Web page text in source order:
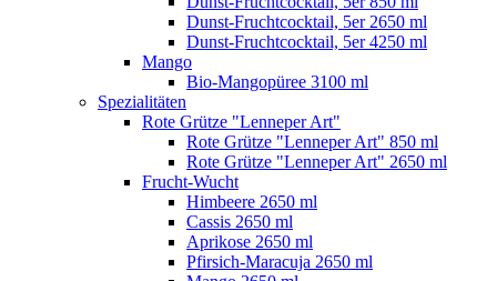
Dunst-Fruchtcocktail, 5er 2650 ml
Dunst-Fruchtcocktail, 5er 4250 ml
Mango
Bio-Mangopüree 3100 ml
Spezialitäten
Rote Grütze "Lenneper Art"
Rote Grütze "Lenneper Art" 850 ml
Rote Grütze "Lenneper Art" 2650 ml
Frucht-Wucht
Himbeere 2650 ml
Cassis 2650 ml
Aprikose 2650 ml
Pfirsich-Maracuja 2650 ml